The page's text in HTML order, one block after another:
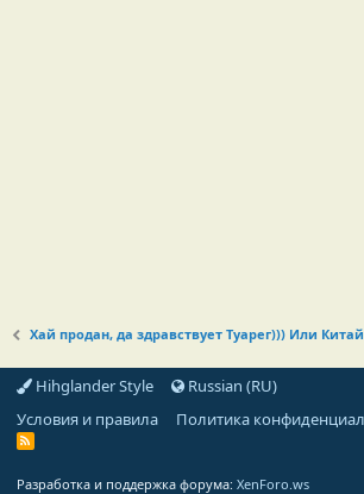
Хай продан, да здравствует Туарег))) Или
Hihglander Style
Russian (RU)
Условия и правила
Политика
R
Разработка и поддержка форума: XenForo.ws